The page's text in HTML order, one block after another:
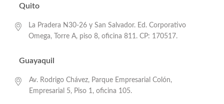
Quito
La Pradera N30-26 y San Salvador. Ed. Corporativo
Omega, Torre A, piso 8, oficina 811. CP: 170517.
Guayaquil
Av. Rodrigo Chávez, Parque Empresarial Colón,
Empresarial 5, Piso 1, oficina 105.